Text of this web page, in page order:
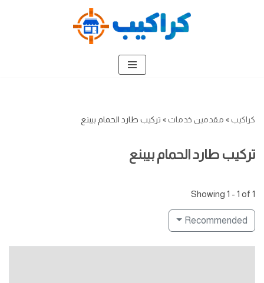
كراكيب» مقدمين خدمات» تركيب طارد الحمام بيبنع
تركيب طارد الحمام بيبنع
Showing 1 - 1 of 1
Recommended